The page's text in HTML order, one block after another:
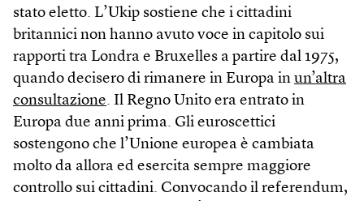
stato eletto. L’Ukip sostiene che i cittadini
britannici non hanno avuto voce in capitolo sui
rapporti tra Londra e Bruxelles a partire dal 1975,
quando decisero di rimanere in Europa in un’altra
consultazione. Il Regno Unito era entrato in
Europa due anni prima. Gli euroscettici
sostengono che l’Unione europea è cambiata
molto da allora ed esercita sempre maggiore
controllo sui cittadini. Convocando il referendum,